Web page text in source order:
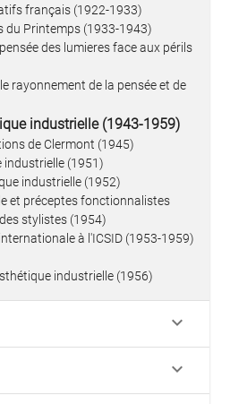
français (1922-1933)
du Printemps (1933-1943)
des lumieres face aux périls
rayonnement de la pensée et de
industrielle (1943-1959)
de Clermont (1945)
industrielle (1951)
industrielle (1952)
et préceptes fonctionnalistes
stylistes (1954)
à l'ICSID (1953-1959)
industrielle (1956)
keyboard_arrow_down
keyboard_arrow_down